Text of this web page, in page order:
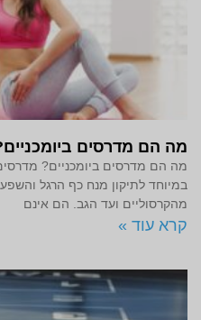
מה הם מדרסים
מה הם מדרסים ביומכניים?
במיוחד לתיקון מנח כף הרגל
מהקרסוליים ועד הגב. הם אינם
קרא עוד »